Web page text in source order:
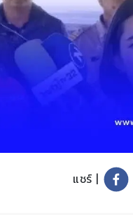
แชร์ |